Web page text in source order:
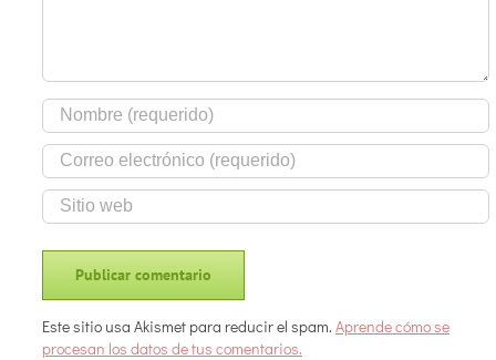
Este sitio usa Akismet para reducir el spam. Aprende cómo se
procesan los datos de tus comentarios.